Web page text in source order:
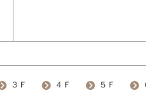
３Ｆ ４Ｆ ５Ｆ